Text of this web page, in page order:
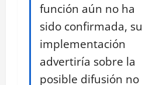
función aún no ha
sido confirmada, su
implementación
advertiría sobre la
posible difusión no